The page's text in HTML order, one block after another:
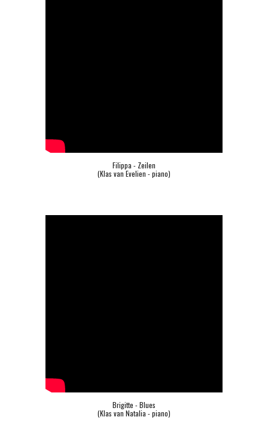
Filippa - Zeilen
(Klas van Evelien - piano)
Brigitte - Blues
(Klas van Natalia - piano)